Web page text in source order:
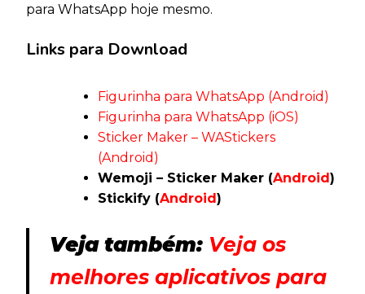
para WhatsApp hoje mesmo.
Links para Download
Figurinha para WhatsApp (Android)
Figurinha para WhatsApp (iOS)
Sticker Maker – WAStickers
(Android)
Wemoji – Sticker Maker (Android )
Stickify (Android )
Veja também: Veja os
melhores aplicativos para